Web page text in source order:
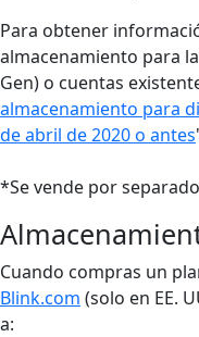
Para obtener
almacenamiento para
Gen) o cuentas
almacenamiento para
de abril de 2020 o antes
*Se vende por separado
Cuando compras un
Blink.com (solo en EE.
a: